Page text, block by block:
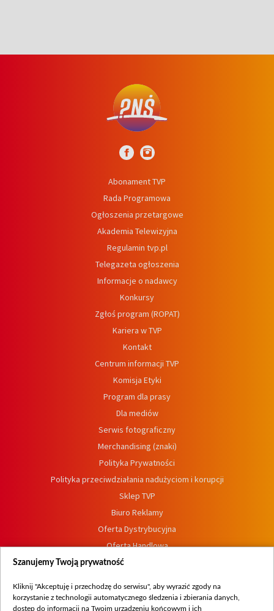
Abonament TVP
Rada Programowa
Ogłoszenia przetargowe
Akademia Telewizyjna
Regulamin tvp.pl
Telegazeta ogłoszenia
Informacje o nadawcy
Konkursy
Zgłoś program (ROPAT)
Kariera w TVP
Kontakt
Centrum informacji TVP
Komisja Etyki
Program dla prasy
Dla mediów
Serwis fotograficzny
Merchandising (znaki)
Polityka Prywatności
Polityka przeciwdziałania nadużyciom i korupcji
Sklep TVP
Biuro Reklamy
Oferta Dystrybucyjna
Oferta Handlowa
Dostępność
Procedura zgłoszeń wewnętrznych
Szanujemy Twoją prywatność
Kliknij "Akceptuję i przechodzę do serwisu", aby wyrazić zgody na
korzystanie z technologii automatycznego śledzenia i zbierania danych,
dostęp do informacji na Twoim urządzeniu końcowym i ich